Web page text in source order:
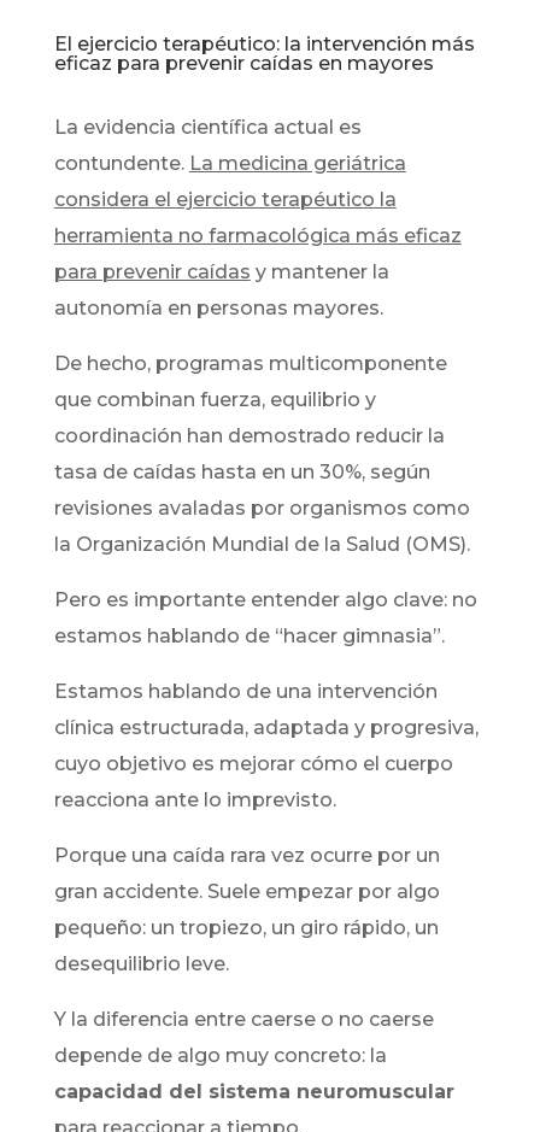
El ejercicio terapéutico: la intervención más
eficaz para prevenir caídas en mayores
La evidencia científica actual es
contundente. La medicina geriátrica
considera el ejercicio terapéutico la
herramienta no farmacológica más eficaz
para prevenir caídas y mantener la
autonomía en personas mayores.
De hecho, programas multicomponente
que combinan fuerza, equilibrio y
coordinación han demostrado reducir la
tasa de caídas hasta en un 30%, según
revisiones avaladas por organismos como
la Organización Mundial de la Salud (OMS).
Pero es importante entender algo clave: no
estamos hablando de “hacer gimnasia”.
Estamos hablando de una intervención
clínica estructurada, adaptada y progresiva,
cuyo objetivo es mejorar cómo el cuerpo
reacciona ante lo imprevisto.
Porque una caída rara vez ocurre por un
gran accidente. Suele empezar por algo
pequeño: un tropiezo, un giro rápido, un
desequilibrio leve.
Y la diferencia entre caerse o no caerse
depende de algo muy concreto: la
capacidad del sistema neuromuscular